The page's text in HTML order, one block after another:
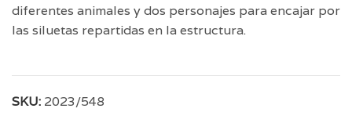
diferentes animales y dos personajes para encajar por
las siluetas repartidas en la estructura.
SKU: 2023/548